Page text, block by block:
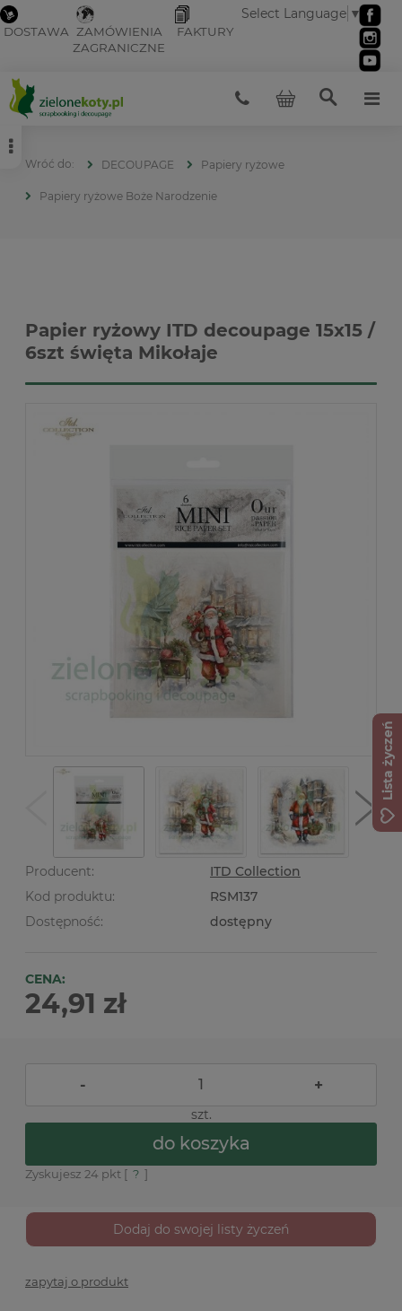
DOSTAWA ZAMÓWIENIA
ZAGRANICZNE
FAKTURY
Select Language ▼
DECOUPAGE Papiery ryżowe
Papiery ryżowe Boże Narodzenie
Papier ryżowy ITD decoupage 15x15 /
6szt święta Mikołaje
Producent:
ITD Collection
Kod produktu:
RSM137
Dostępność:
dostępny
CENA:
24,91 zł
- +
szt.
do koszyka
Zyskujesz 24 pkt [ ? ]
Dodaj do swojej listy życzeń
zapytaj o produkt
Lista życzeń